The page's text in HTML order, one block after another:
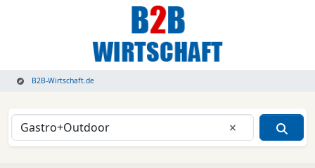
B2B-Wirtschaft.de
Eingabe